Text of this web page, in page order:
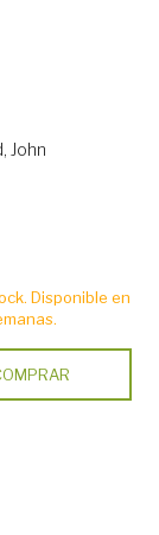
John
Disponible en